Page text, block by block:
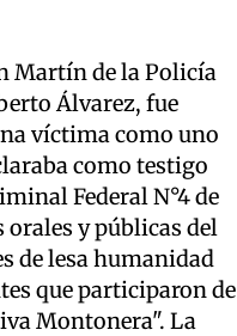
Martín de la Policía
Álvarez, fue
víctima como uno
como testigo
Federal N°4 de
orales y públicas del
de lesa humanidad
que participaron de
Montonera". La